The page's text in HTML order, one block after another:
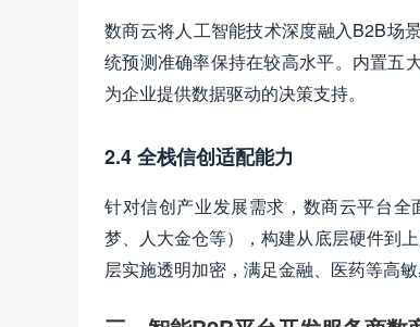
数商云将人工智能技术深度融入B2B场
统预测准确率保持在较高水平。内置五
为企业提供数据驱动的决策支持。
2.4 全栈信创适配能力
针对信创产业发展需求，数商云平台
梦、人大金仓等），构建从底层硬件到
层实施透明加密，满足金融、医药等高敏